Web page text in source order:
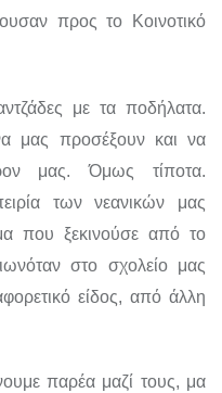
προς το Κοινοτικό
με τα ποδήλατα.
μας προσέξουν και να
μας. Όμως τίποτα.
των νεανικών μας
που ξεκινούσε από το
στο σχολείο μας
είδος, από άλλη
παρέα μαζί τους, μα